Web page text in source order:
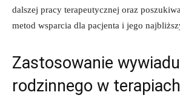
dalszej pracy terapeutycznej‍ oraz
metod wsparcia ‍dla pacjenta i jego
Zastosowanie wywiadu
rodzinnego w terapiach​